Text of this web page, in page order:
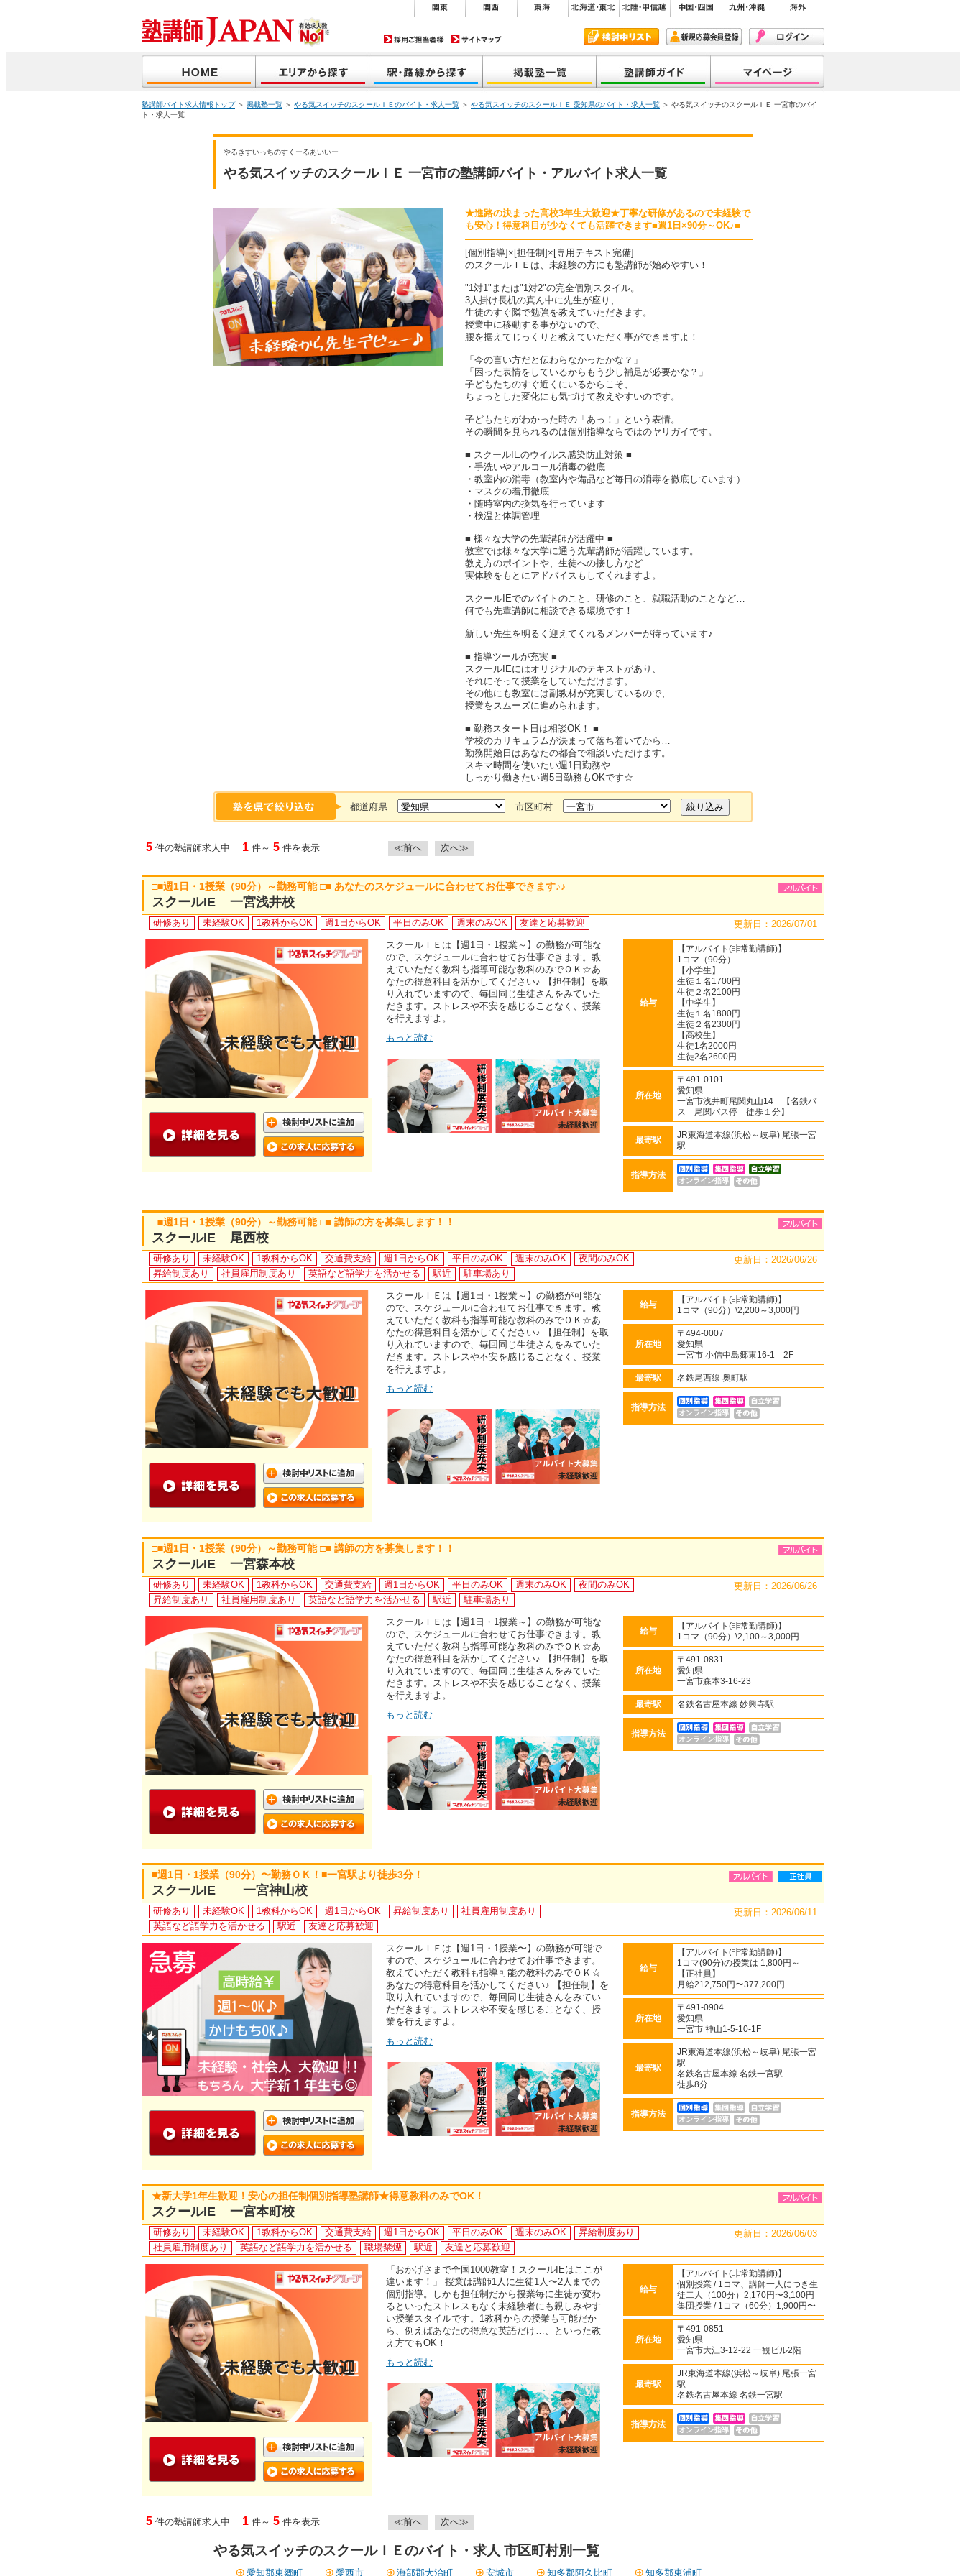
塾講師バイト求人情報トップ＞ 掲載塾一覧 ＞ やる気スイッチのスクールＩＥのバイト・求人一覧 ＞ やる気スイッチのスクールＩＥ 愛知県のバイト・求人一覧 ＞ やる気スイッチのスクールＩＥ 一宮市のバイ
ト・求人一覧
やるきすいっちのすくーるあいいー
やる気スイッチのスクールＩＥ 一宮市の塾講師バイト・アルバイト求人一覧
★進路の決まった高校3年生大歓迎★丁寧な研修があるので未経験で
も安心！得意科目が少なくても活躍できます■週1日×90分～OK♪■
[個別指導]×[担任制]×[専用テキスト完備]
のスクールＩＥは、未経験の方にも塾講師が始めやすい！
"1対1"または"1対2"の完全個別スタイル。
3人掛け長机の真ん中に先生が座り、
生徒のすぐ隣で勉強を教えていただきます。
授業中に移動する事がないので、
腰を据えてじっくりと教えていただく事ができますよ！
「今の言い方だと伝わらなかったかな？」
「困った表情をしているからもう少し補足が必要かな？」
子どもたちのすぐ近くにいるからこそ、
ちょっとした変化にも気づけて教えやすいのです。
子どもたちがわかった時の「あっ！」という表情。
その瞬間を見られるのは個別指導ならではのヤリガイです。
■ スクールIEのウイルス感染防止対策 ■
・手洗いやアルコール消毒の徹底
・教室内の消毒（教室内や備品など毎日の消毒を徹底しています）
・マスクの着用徹底
・随時室内の換気を行っています
・検温と体調管理
■ 様々な大学の先輩講師が活躍中 ■
教室では様々な大学に通う先輩講師が活躍しています。
教え方のポイントや、生徒への接し方など
実体験をもとにアドバイスもしてくれますよ。
スクールIEでのバイトのこと、研修のこと、就職活動のことなど…
何でも先輩講師に相談できる環境です！
新しい先生を明るく迎えてくれるメンバーが待っています♪
■ 指導ツールが充実 ■
スクールIEにはオリジナルのテキストがあり、
それにそって授業をしていただけます。
その他にも教室には副教材が充実しているので、
授業をスムーズに進められます。
■ 勤務スタート日は相談OK！ ■
学校のカリキュラムが決まって落ち着いてから…
勤務開始日はあなたの都合で相談いただけます。
スキマ時間を使いたい週1日勤務や
しっかり働きたい週5日勤務もOKです☆
都道府県 市区町村
5 件の塾講師求人中 1 件～ 5 件を表示 ≪前へ 次へ≫
□■週1日・1授業（90分）～勤務可能 □■ あなたのスケジュールに合わせてお仕事できます♪♪
スクールIE 一宮浅井校
研修あり 未経験OK 1教科からOK 週1日からOK 平日のみOK 週末のみOK 友達と応募歓迎
更新日：2026/07/01
スクールＩＥは【週1日・1授業～】の勤務が可能な
ので、スケジュールに合わせてお仕事できます。教
えていただく教科も指導可能な教科のみでＯＫ☆あ
なたの得意科目を活かしてください♪ 【担任制】を取
り入れていますので、毎回同じ生徒さんをみていた
だきます。ストレスや不安を感じることなく、授業
を行えますよ。
もっと読む
給与
【アルバイト(非常勤講師)】
1コマ（90分）
【小学生】
生徒１名1700円
生徒２名2100円
【中学生】
生徒１名1800円
生徒２名2300円
【高校生】
生徒1名2000円
生徒2名2600円
所在地
〒491-0101
愛知県
一宮市浅井町尾関丸山14 【名鉄バ
ス 尾関バス停 徒歩１分】
最寄駅
JR東海道本線(浜松～岐阜) 尾張一宮
駅
指導方法
オンライン指導
□■週1日・1授業（90分）～勤務可能 □■ 講師の方を募集します！！
スクールIE 尾西校
研修あり 未経験OK 1教科からOK 交通費支給 週1日からOK 平日のみOK 週末のみOK
夜間のみOK
昇給制度あり
社員雇用制度あり 英語など語学力を活かせる 駅近 駐車場あり
更新日：2026/06/26
スクールＩＥは【週1日・1授業～】の勤務が可能な
ので、スケジュールに合わせてお仕事できます。教
えていただく教科も指導可能な教科のみでＯＫ☆あ
なたの得意科目を活かしてください♪ 【担任制】を取
り入れていますので、毎回同じ生徒さんをみていた
だきます。ストレスや不安を感じることなく、授業
を行えますよ。
もっと読む
給与
【アルバイト(非常勤講師)】
1コマ（90分）\2,200～3,000円
所在地
〒494-0007
愛知県
一宮市 小信中島郷東16-1 2F
最寄駅 名鉄尾西線 奥町駅
指導方法
オンライン指導
□■週1日・1授業（90分）～勤務可能 □■ 講師の方を募集します！！
スクールIE 一宮森本校
研修あり 未経験OK 1教科からOK 交通費支給 週1日からOK 平日のみOK 週末のみOK
夜間のみOK
昇給制度あり
社員雇用制度あり 英語など語学力を活かせる 駅近 駐車場あり
更新日：2026/06/26
スクールＩＥは【週1日・1授業～】の勤務が可能な
ので、スケジュールに合わせてお仕事できます。教
えていただく教科も指導可能な教科のみでＯＫ☆あ
なたの得意科目を活かしてください♪ 【担任制】を取
り入れていますので、毎回同じ生徒さんをみていた
だきます。ストレスや不安を感じることなく、授業
を行えますよ。
もっと読む
給与
【アルバイト(非常勤講師)】
1コマ（90分）\2,100～3,000円
所在地
〒491-0831
愛知県
一宮市森本3-16-23
最寄駅 名鉄名古屋本線 妙興寺駅
指導方法
オンライン指導
■週1日・1授業（90分）〜勤務ＯＫ！■一宮駅より徒歩3分！
スクールIE 一宮神山校
研修あり 未経験OK 1教科からOK 週1日からOK 昇給制度あり
社員雇用制度あり
英語など語学力を活かせる
駅近 友達と応募歓迎
更新日：2026/06/11
スクールＩＥは【週1日・1授業〜】の勤務が可能で
すので、スケジュールに合わせてお仕事できます。
教えていただく教科も指導可能の教科のみでＯＫ☆
あなたの得意科目を活かしてください♪ 【担任制】を
取り入れていますので、毎回同じ生徒さんをみてい
ただきます。ストレスや不安を感じることなく、授
業を行えますよ。
もっと読む
給与
【アルバイト(非常勤講師)】
1コマ(90分)の授業は 1,800円～
【正社員】
月給212,750円〜377,200円
所在地
〒491-0904
愛知県
一宮市 神山1-5-10-1F
最寄駅
JR東海道本線(浜松～岐阜) 尾張一宮
駅
名鉄名古屋本線 名鉄一宮駅
徒歩8分
指導方法
オンライン指導
★新大学1年生歓迎！安心の担任制個別指導塾講師★得意教科のみでOK！
スクールIE 一宮本町校
研修あり 未経験OK 1教科からOK 交通費支給 週1日からOK 平日のみOK 週末のみOK
昇給制度あり
社員雇用制度あり
英語など語学力を活かせる 職場禁煙 駅近 友達と応募歓迎
更新日：2026/06/03
「おかげさまで全国1000教室！スクールIEはここが
違います！」 授業は講師1人に生徒1人〜2人までの
個別指導。しかも担任制だから授業毎に生徒が変わ
るといったストレスもなく未経験者にも親しみやす
い授業スタイルです。1教科からの授業も可能だか
ら、例えばあなたの得意な英語だけ…、といった教
え方でもOK！
もっと読む
給与
【アルバイト(非常勤講師)】
個別授業 / 1コマ、講師一人につき生
徒二人（100分）2,170円〜3,100円
集団授業 / 1コマ（60分）1,900円〜
所在地
〒491-0851
愛知県
一宮市大江3-12-22 一観ビル2階
最寄駅
JR東海道本線(浜松～岐阜) 尾張一宮
駅
名鉄名古屋本線 名鉄一宮駅
指導方法
オンライン指導
5 件の塾講師求人中 1 件～ 5 件を表示 ≪前へ 次へ≫
やる気スイッチのスクールＩＥのバイト・求人 市区町村別一覧
愛知郡東郷町 愛西市 海部郡大治町 安城市 知多郡阿久比町 知多郡東浦町